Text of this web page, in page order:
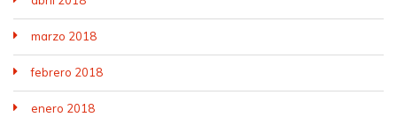
marzo 2018
febrero 2018
enero 2018